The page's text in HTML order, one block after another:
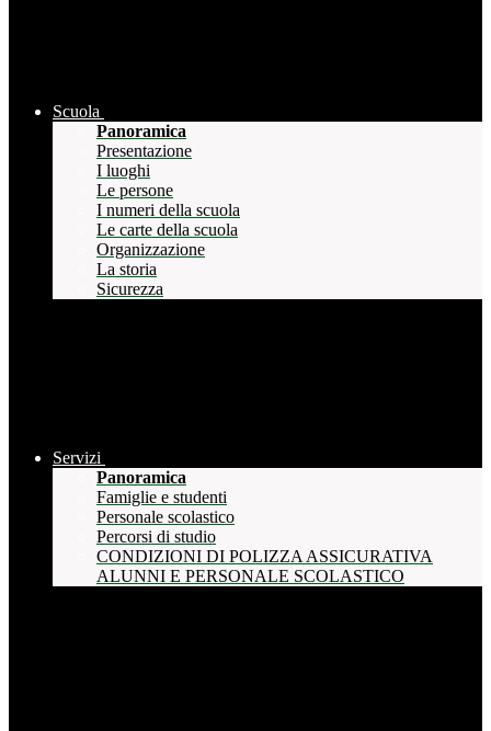
Scuola
Panoramica
Presentazione
I luoghi
Le persone
I numeri della scuola
Le carte della scuola
Organizzazione
La storia
Sicurezza
Servizi
Panoramica
Famiglie e studenti
Personale scolastico
Percorsi di studio
CONDIZIONI DI POLIZZA ASSICURATIVA
ALUNNI E PERSONALE SCOLASTICO